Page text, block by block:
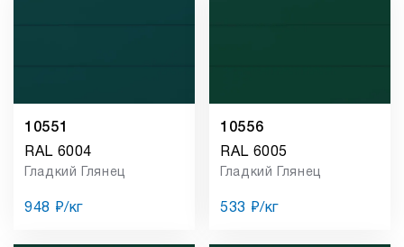
10551
RAL 6004
Гладкий Глянец
948 ₽/кг
10556
RAL 6005
Гладкий Глянец
533 ₽/кг